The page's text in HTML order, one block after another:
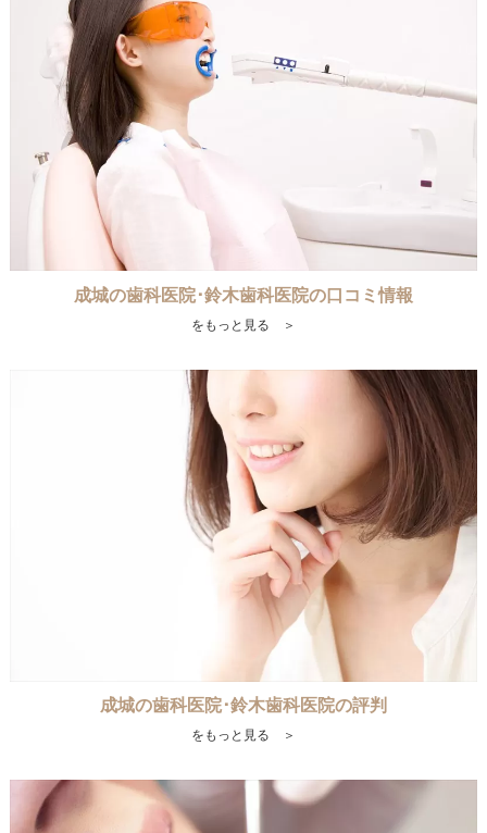
成城の歯科医院･鈴木歯科医院の口コミ情報
をもっと見る ＞
成城の歯科医院･鈴木歯科医院の評判
をもっと見る ＞